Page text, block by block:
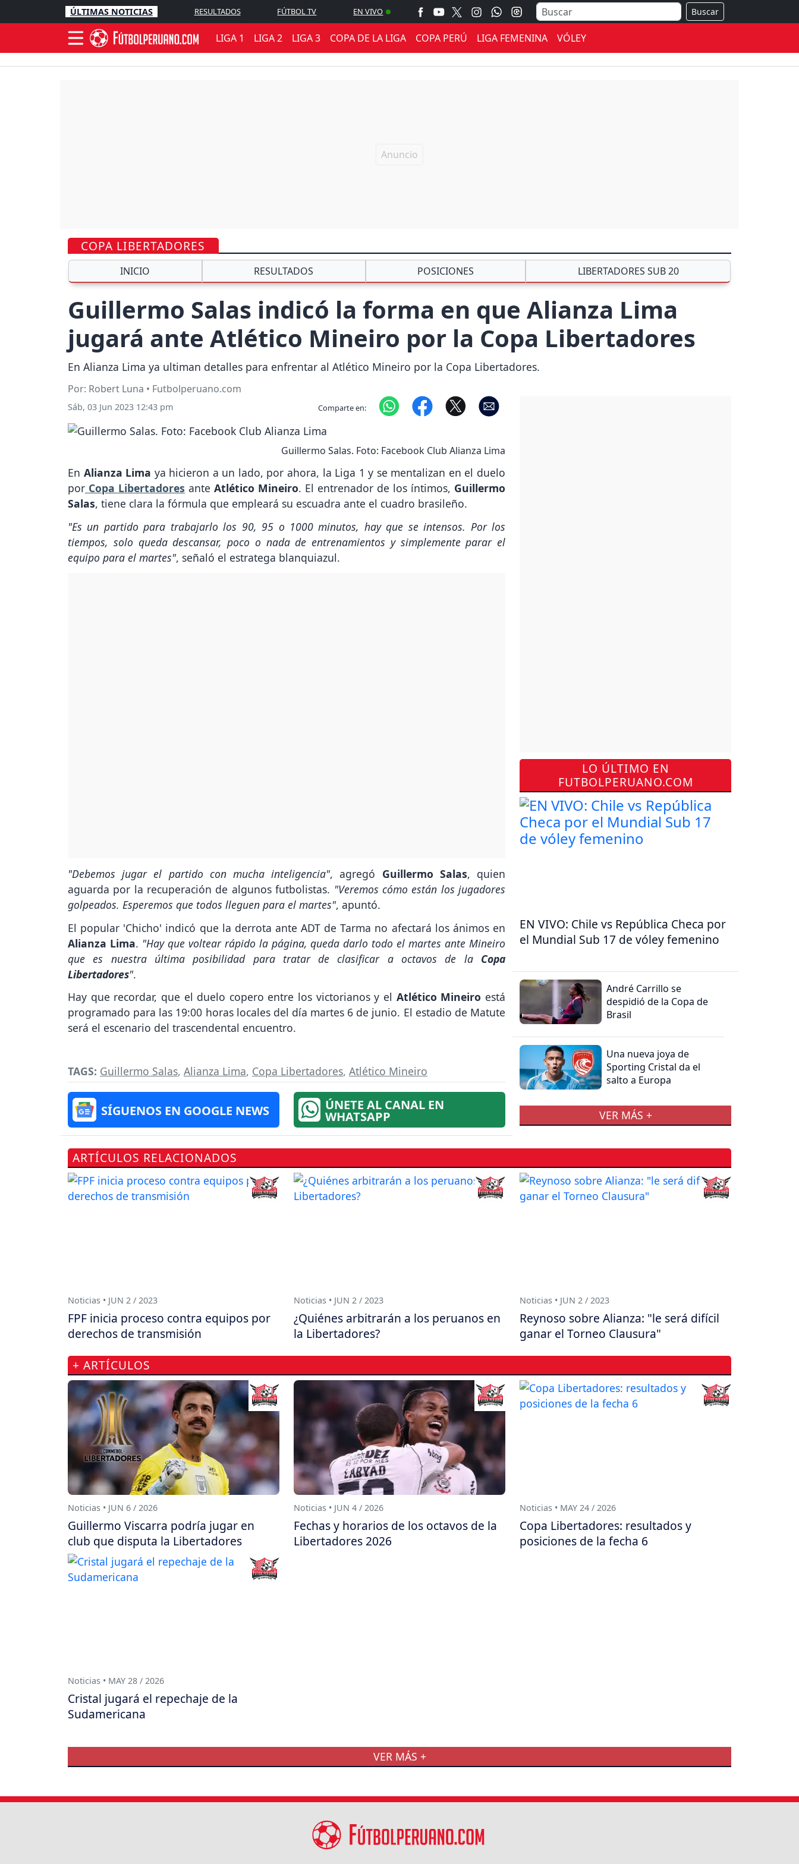
ÚLTIMAS NOTICIAS RESULTADOS FÚTBOL TV EN VIVO Buscar
LIGA 1 LIGA 2 LIGA 3 COPA DE LA LIGA COPA PERÚ LIGA FEMENINA VÓLEY
COPA LIBERTADORES
INICIO RESULTADOS POSICIONES LIBERTADORES SUB 20
Guillermo Salas indicó la forma en que Alianza Lima
jugará ante Atlético Mineiro por la Copa Libertadores
En Alianza Lima ya ultiman detalles para enfrentar al Atlético Mineiro por la Copa Libertadores.
Por: Robert Luna • Futbolperuano.com
Sáb, 03 Jun 2023 12:43 pm Comparte en:
Guillermo Salas. Foto: Facebook Club Alianza Lima
En Alianza Lima ya hicieron a un lado, por ahora, la Liga 1 y se mentalizan en el duelo
por Copa Libertadores ante Atlético Mineiro. El entrenador de los íntimos, Guillermo
Salas, tiene clara la fórmula que empleará su escuadra ante el cuadro brasileño.
"Es un partido para trabajarlo los 90, 95 o 1000 minutos, hay que se intensos. Por los
tiempos, solo queda descansar, poco o nada de entrenamientos y simplemente parar el
equipo para el martes", señaló el estratega blanquiazul.
"Debemos jugar el partido con mucha inteligencia", agregó Guillermo Salas, quien
aguarda por la recuperación de algunos futbolistas. "Veremos cómo están los jugadores
golpeados. Esperemos que todos lleguen para el martes", apuntó.
El popular 'Chicho' indicó que la derrota ante ADT de Tarma no afectará los ánimos en
Alianza Lima. "Hay que voltear rápido la página, queda darlo todo el martes ante Mineiro
que es nuestra última posibilidad para tratar de clasificar a octavos de la Copa
Libertadores".
Hay que recordar, que el duelo copero entre los victorianos y el Atlético Mineiro está
programado para las 19:00 horas locales del día martes 6 de junio. El estadio de Matute
será el escenario del trascendental encuentro.
TAGS: Guillermo Salas, Alianza Lima, Copa Libertadores, Atlético Mineiro
SÍGUENOS EN GOOGLE NEWS ÚNETE AL CANAL EN
WHATSAPP
LO ÚLTIMO EN
FUTBOLPERUANO.COM
EN VIVO: Chile vs República Checa por
el Mundial Sub 17 de vóley femenino
André Carrillo se
despidió de la Copa de
Brasil
Una nueva joya de
Sporting Cristal da el
salto a Europa
VER MÁS +
ARTÍCULOS RELACIONADOS
Noticias • JUN 2 / 2023
FPF inicia proceso contra equipos por
derechos de transmisión
Noticias • JUN 2 / 2023
¿Quiénes arbitrarán a los peruanos en
la Libertadores?
Noticias • JUN 2 / 2023
Reynoso sobre Alianza: "le será difícil
ganar el Torneo Clausura"
+ ARTÍCULOS
Noticias • JUN 6 / 2026
Guillermo Viscarra podría jugar en
club que disputa la Libertadores
Noticias • JUN 4 / 2026
Fechas y horarios de los octavos de la
Libertadores 2026
Noticias • MAY 24 / 2026
Copa Libertadores: resultados y
posiciones de la fecha 6
Noticias • MAY 28 / 2026
Cristal jugará el repechaje de la
Sudamericana
VER MÁS +